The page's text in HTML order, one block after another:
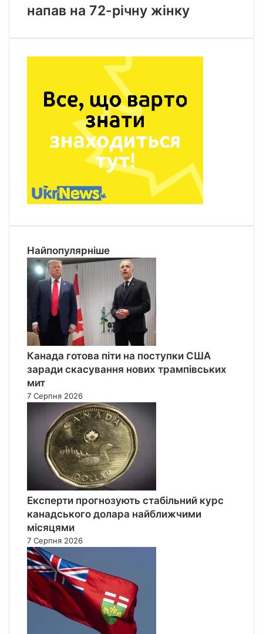
напав на 72-річну жінку
Найпопулярніше
Канада готова піти на поступки США
заради скасування нових трампівських
мит
7 Серпня 2026
Експерти прогнозують стабільний курс
канадського долара найближчими
місяцями
7 Серпня 2026